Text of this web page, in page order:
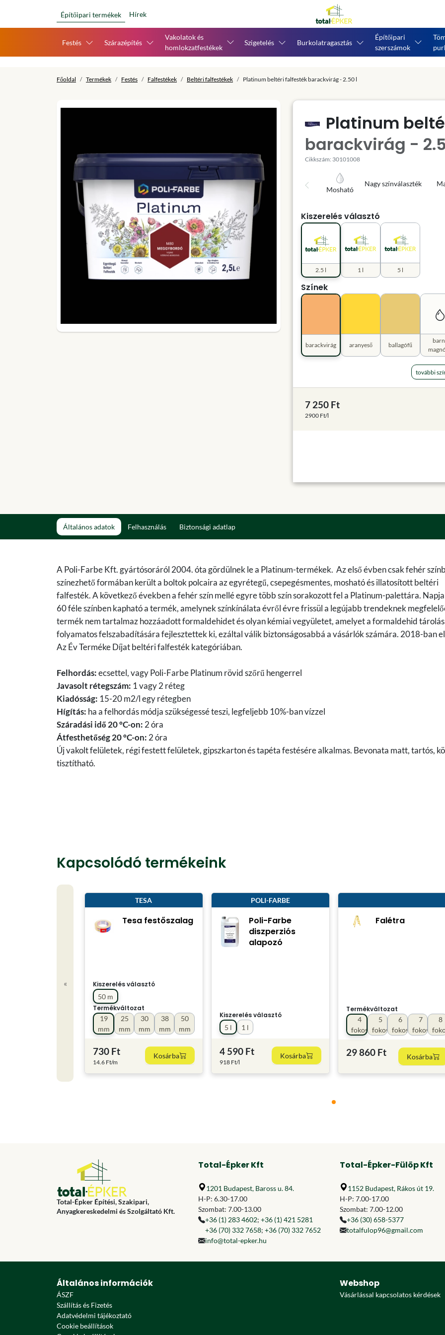
Építőipari termékek Hírek
Festés Szárazépítés
Vakolatok és
homlokzatfestékek
Szigetelés Burkolatragasztás
Építőipari
szerszámok
Főoldal Termékek Festés Falfestékek Beltéri falfestékek Platinum beltéri falfesték barackvirág - 2.50 l
Platinum
barackvirág -
Cikkszám: 30101008
Mosható
Nagy színválaszték
Kiszerelés választó
1 l
2.5 l 5 l
Színek
aranyeső ballagófű
barackvirág
további
7 250 Ft
2900 Ft/l
Általános adatok Felhasználás Biztonsági adatlap
A Poli-Farbe Kft. gyártósoráról 2004. óta gördülnek le a Platinum-termékek. Az első évben csak fehér
színezhető formában került a boltok polcaira az egyrétegű, csepegésmentes, mosható és illatosított beltéri
falfesték. A következő években a fehér szín mellé egyre több szín sorakozott fel a Platinum-palettára.
60 féle színben kapható a termék, amelynek színkínálata évről évre frissül a legújabb trendeknek
termék nem tartalmaz hozzáadott formaldehidet és olyan kémiai vegyületet, amelyet a formaldehid
folyamatos felszabadítására fejlesztettek ki, ezáltal válik biztonságosabbá a vásárlók számára. 2018-ban
Az Év Terméke Díjat beltéri falfesték kategóriában.
Felhordás:ecsettel, vagy Poli-Farbe Platinum rövid szőrű hengerrel
Javasolt rétegszám: 1 vagy 2 réteg
Kiadósság: 15-20 m2/l egy rétegben
Hígítás: ha a felhordás módja szükségessé teszi, legfeljebb 10%-ban vízzel
Száradási idő 20 °C-on: 2 óra
Átfesthetőség 20 °C-on: 2 óra
Új vakolt felületek, régi festett felületek, gipszkarton és tapéta festésére alkalmas. Bevonata matt, tartós,
tisztítható.
Kapcsolódó termékeink
«
TESA
Tesa festőszalag
Kiszerelés választó
50 m
Termékváltozat
19
mm
25
mm
30
mm
38
mm
50
mm
730 Ft
14.6 Ft/m
Kosárba
POLI-FARBE
Poli-Farbe
diszperziós
alapozó
Kiszerelés választó
1 l
5 l
4 590 Ft
918 Ft/l
Kosárba
Falétra
Termékváltozat
4
fokos
5
fokos
6
fokos
7
fokos
8
29 860 Ft Kosárba
Total-Épker Építési, Szakipari,
Anyagkereskedelmi és Szolgáltató Kft.
Total-Épker Kft
1201 Budapest, Baross u. 84.
H-P: 6.30-17.00
Szombat: 7.00-13.00
+36 (1) 283 4602; +36 (1) 421 5281
+36 (70) 332 7658; +36 (70) 332 7652
info@total-epker.hu
Total-Épker-Fülöp Kft
1152 Budapest, Rákos út 19.
H-P: 7.00-17.00
Szombat: 7.00-12.00
+36 (30) 658-5377
totalfulop96@gmail.com
Általános információk
ÁSZF
Szállítás és Fizetés
Adatvédelmi tájékoztató
Cookie beállítások
Webshop
Vásárlással kapcsolatos kérdések